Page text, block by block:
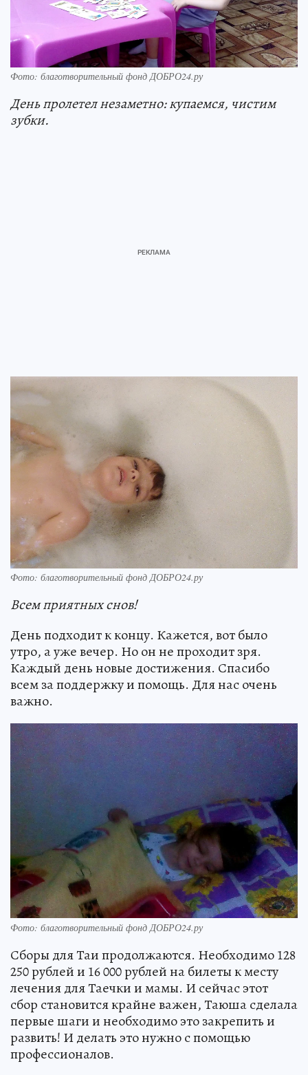
Фото: благотворительный фонд ДОБРО24.ру
День пролетел незаметно: купаемся, чистим
зубки.
Фото: благотворительный фонд ДОБРО24.ру
Всем приятных снов!
День подходит к концу. Кажется, вот было
утро, а уже вечер. Но он не проходит зря.
Каждый день новые достижения. Спасибо
всем за поддержку и помощь. Для нас очень
важно.
Фото: благотворительный фонд ДОБРО24.ру
Сборы для Таи продолжаются. Необходимо 128
250 рублей и 16 000 рублей на билеты к месту
лечения для Таечки и мамы. И сейчас этот
сбор становится крайне важен, Таюша сделала
первые шаги и необходимо это закрепить и
развить! И делать это нужно с помощью
профессионалов.